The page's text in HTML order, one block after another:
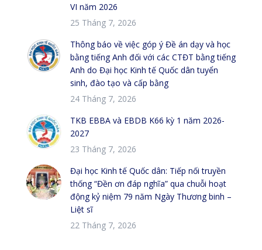
VI năm 2026
25 Tháng 7, 2026
Thông báo về việc góp ý Đề án dạy và học
bằng tiếng Anh đối với các CTĐT bằng tiếng
Anh do Đại học Kinh tế Quốc dân tuyển
sinh, đào tạo và cấp bằng
24 Tháng 7, 2026
TKB EBBA và EBDB K66 kỳ 1 năm 2026-
2027
23 Tháng 7, 2026
Đại học Kinh tế Quốc dân: Tiếp nối truyền
thống “Đền ơn đáp nghĩa” qua chuỗi hoạt
động kỷ niệm 79 năm Ngày Thương binh –
Liệt sĩ
22 Tháng 7, 2026